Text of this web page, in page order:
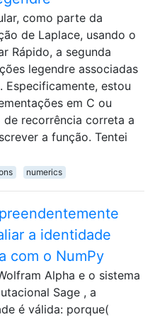
como parte da
de Laplace, usando o
Rápido, a segunda
legendre associadas
estou
em C ou
de recorrência correta a
a função. Tentei
numerics
a identidade
com o NumPy
Alpha e o sistema
Sage , a
é válida: porque(